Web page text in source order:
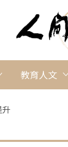
教育人文